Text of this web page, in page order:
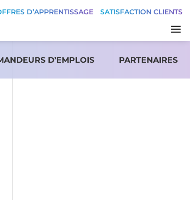
D’APPRENTISSAGE SATISFACTION CLIENTS
D’EMPLOIS PARTENAIRES